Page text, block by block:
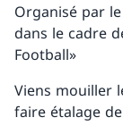
Organisé par
dans le cadre
Football»
Viens mouiller
faire étalage